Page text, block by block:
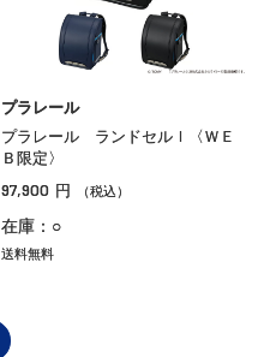
プラレール
プラレール ランドセルＩ〈ＷＥ
Ｂ限定〉
97,900 円 （税込）
在庫：○
送料無料